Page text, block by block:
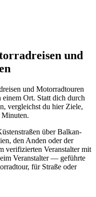
und
und Motorradtouren
einem Ort. Statt dich durch
vergleichst du hier Ziele,
Minuten.
über Balkan-
den Anden oder der
verifizierten Veranstalter mit
Veranstalter — geführte
für Straße oder